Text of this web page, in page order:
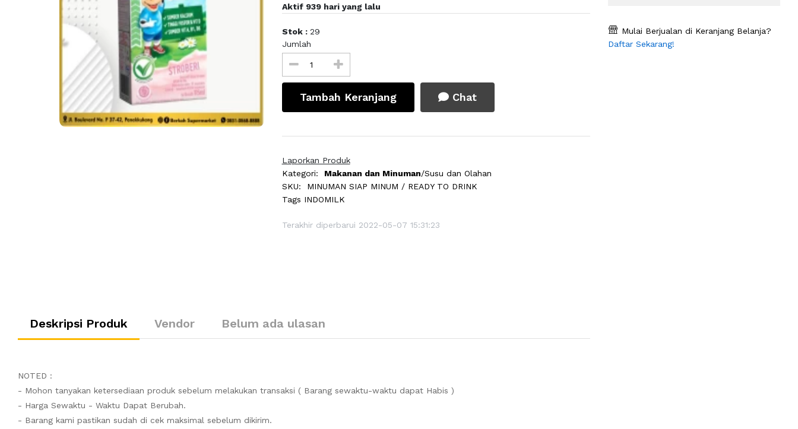
Aktif 939 hari yang lalu
Stok : 29
Jumlah
Tambah Keranjang Chat
Laporkan Produk
Kategori:
Makanan dan Minuman/Susu dan Olahan
SKU:
MINUMAN SIAP MINUM / READY TO DRINK
Tags INDOMILK
Terakhir diperbarui 2022-05-07 15:31:23
Deskripsi Produk Vendor Belum ada ulasan
NOTED :
- Mohon tanyakan ketersediaan produk sebelum melakukan transaksi ( Barang sewaktu-waktu dapat Habis )
- Harga Sewaktu - Waktu Dapat Berubah.
- Barang kami pastikan sudah di cek maksimal sebelum dikirim.
Mulai Berjualan di Keranjang Belanja?
Daftar Sekarang!